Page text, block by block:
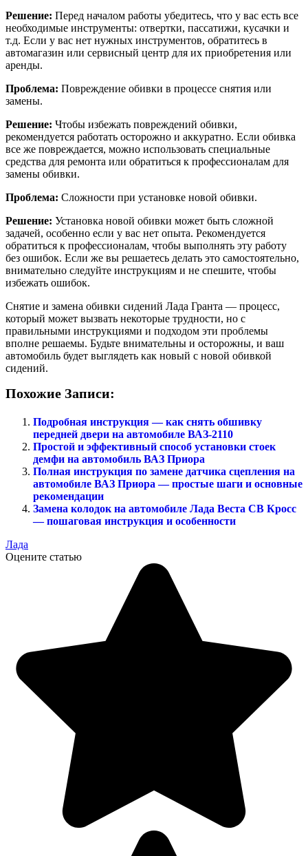
Решение: Перед началом работы убедитесь, что у вас есть все
необходимые инструменты: отвертки, пассатижи, кусачки и
т.д. Если у вас нет нужных инструментов, обратитесь в
автомагазин или сервисный центр для их приобретения или
аренды.
Проблема: Повреждение обивки в процессе снятия или
замены.
Решение: Чтобы избежать повреждений обивки,
рекомендуется работать осторожно и аккуратно. Если обивка
все же повреждается, можно использовать специальные
средства для ремонта или обратиться к профессионалам для
замены обивки.
Проблема: Сложности при установке новой обивки.
Решение: Установка новой обивки может быть сложной
задачей, особенно если у вас нет опыта. Рекомендуется
обратиться к профессионалам, чтобы выполнять эту работу
без ошибок. Если же вы решаетесь делать это самостоятельно,
внимательно следуйте инструкциям и не спешите, чтобы
избежать ошибок.
Снятие и замена обивки сидений Лада Гранта — процесс,
который может вызвать некоторые трудности, но с
правильными инструкциями и подходом эти проблемы
вполне решаемы. Будьте внимательны и осторожны, и ваш
автомобиль будет выглядеть как новый с новой обивкой
сидений.
Похожие Записи:
Подробная инструкция — как снять обшивку
передней двери на автомобиле ВАЗ-2110
Простой и эффективный способ установки стоек
демфи на автомобиль ВАЗ Приора
Полная инструкция по замене датчика сцепления на
автомобиле ВАЗ Приора — простые шаги и основные
рекомендации
Замена колодок на автомобиле Лада Веста СВ Кросс
— пошаговая инструкция и особенности
Лада
Оцените статью